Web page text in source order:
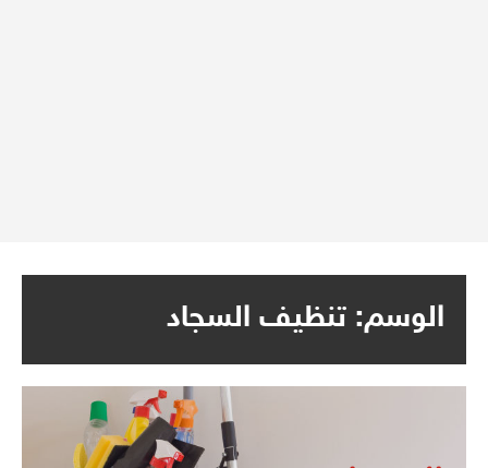
الوسم: تنظيف السجاد